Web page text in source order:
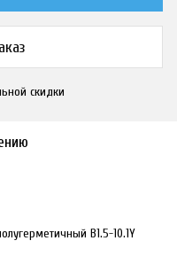
скидки
B1.5-10.1Y